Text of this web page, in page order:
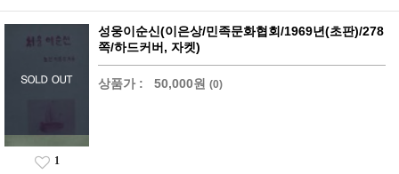
성웅이순신(이은상/민족문화협회/1969년(초판)/278
쪽/하드커버, 자켓)
상품가 : 50,000원 (0)
1